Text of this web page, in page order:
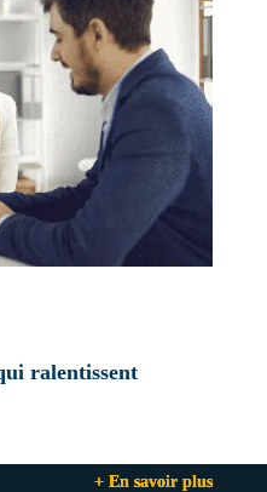
+ En savoir plus
+ En savoir plus
ralentissent
+ En savoir plus